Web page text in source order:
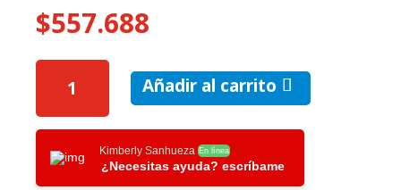
$557.688
KIT
ROTOMARTILLO
SDS
PLUS
INAL.
DEWALT
Añadir al carrito
Kimberly Sanhueza En línea
¿Necesitas ayuda? escríbame